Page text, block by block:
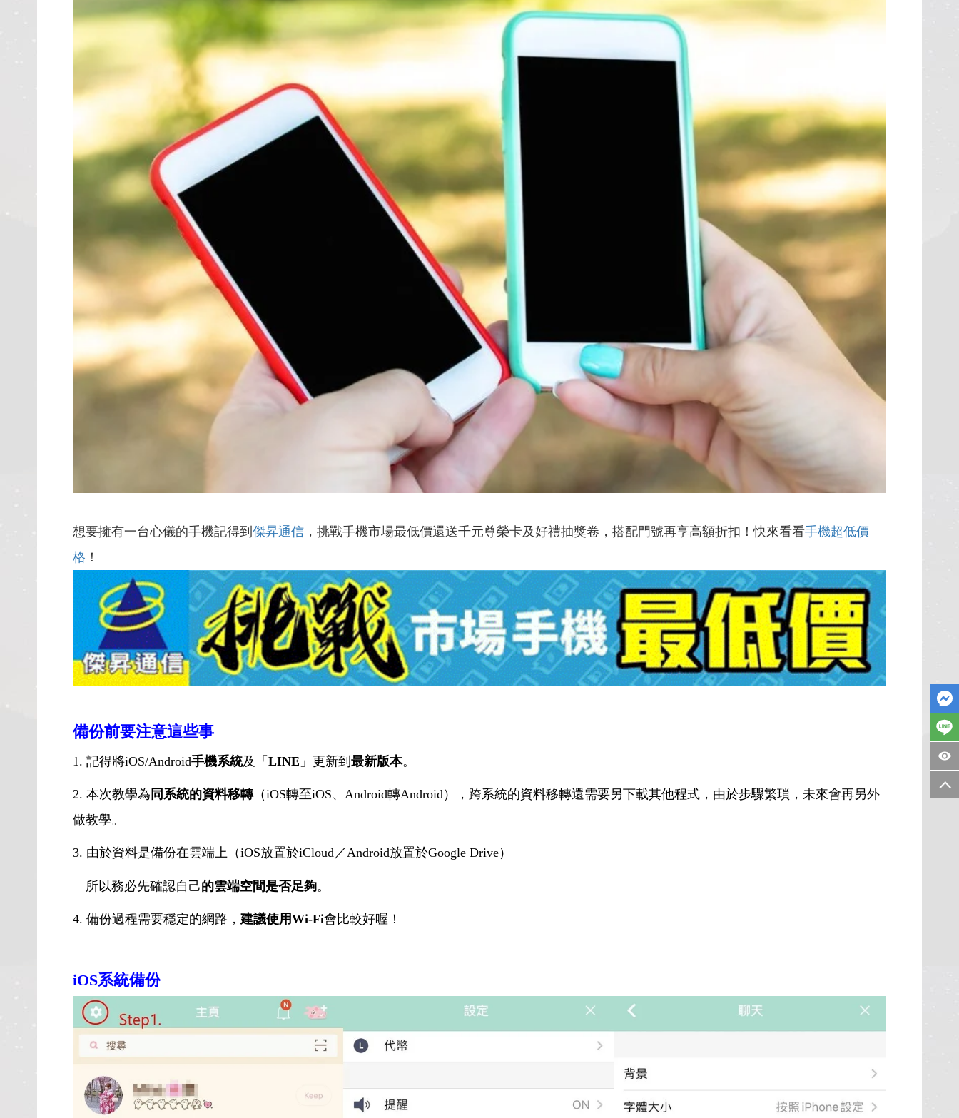
想要擁有一台心儀的手機記得到 傑昇通信 ，挑戰手機市場最低價還送千元尊榮卡及好禮抽獎卷，搭配門號再享高額折扣！快來看看手機超低價
格 ！
備份前要注意這些事
1. 記得將iOS/Android手機系統及「 LINE 」更新到 最新版本。
2. 本次教學為 同系統的資料移轉（iOS轉至iOS、Android轉Android），跨系統的資料移轉還需要另下載其他程式，由於步驟繁瑣，未來會再另外
做教學。
3. 由於資料是備份在雲端上（iOS放置於iCloud／Android放置於Google Drive）
所以務必先確認自己的雲端空間是否足夠。
4. 備份過程需要穩定的網路， 建議使用Wi-Fi會比較好喔！
iOS系統備份